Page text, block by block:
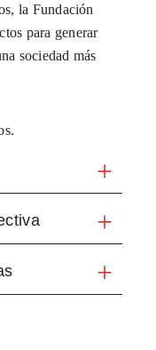
la Fundación
para generar
sociedad más